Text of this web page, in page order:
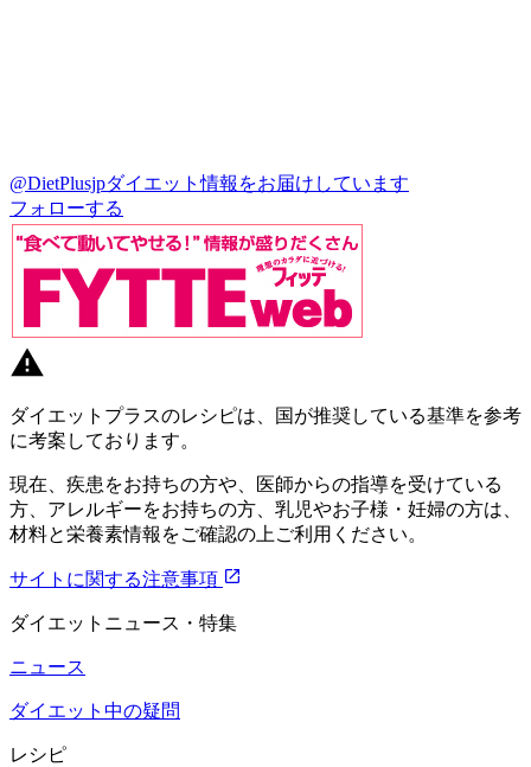
@DietPlusjpダイエット情報をお届けしています
フォローする
ダイエットプラスのレシピは、国が推奨している基準を参考
に考案しております。
現在、疾患をお持ちの方や、医師からの指導を受けている
方、アレルギーをお持ちの方、乳児やお子様・妊婦の方は、
材料と栄養素情報をご確認の上ご利用ください。
サイトに関する注意事項
ダイエットニュース・特集
ニュース
ダイエット中の疑問
レシピ